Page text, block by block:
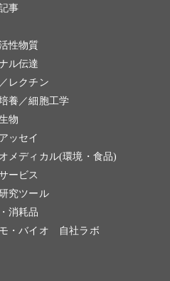
事
性物質
ル伝達
レクチン
養／細胞工学
物
ッセイ
メディカル(環境・食品)
ービス
究ツール
消耗品
・バイオ 自社ラボ